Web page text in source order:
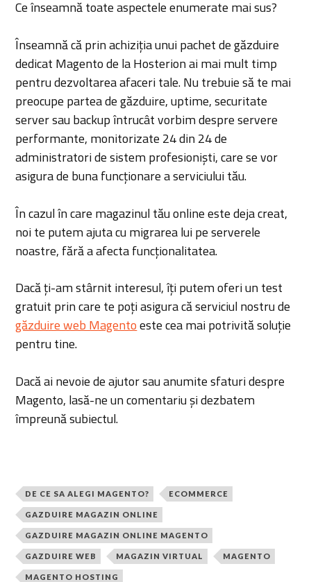
Ce înseamnă toate aspectele enumerate mai sus?
Înseamnă că prin achiziția unui pachet de găzduire
dedicat Magento de la Hosterion ai mai mult timp
pentru dezvoltarea afaceri tale. Nu trebuie să te mai
preocupe partea de găzduire, uptime, securitate
server sau backup întrucât vorbim despre servere
performante, monitorizate 24 din 24 de
administratori de sistem profesioniști, care se vor
asigura de buna funcționare a serviciului tău.
În cazul în care magazinul tău online este deja creat,
noi te putem ajuta cu migrarea lui pe serverele
noastre, fără a afecta funcționalitatea.
Dacă ți-am stârnit interesul, îți putem oferi un test
gratuit prin care te poți asigura că serviciul nostru de
găzduire web Magentoeste cea mai potrivită soluție
pentru tine.
Dacă ai nevoie de ajutor sau anumite sfaturi despre
Magento, lasă-ne un comentariu și dezbatem
împreună subiectul.
DE CE SA ALEGI MAGENTO? ECOMMERCE
GAZDUIRE MAGAZIN ONLINE
GAZDUIRE MAGAZIN ONLINE MAGENTO
GAZDUIRE WEB MAGAZIN VIRTUAL MAGENTO
MAGENTO HOSTING